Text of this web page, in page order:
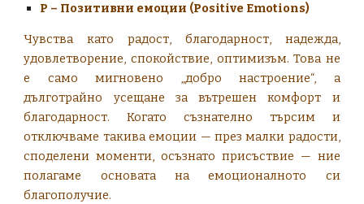
P – Позитивни емоции (Positive Emotions)
Чувства като радост, благодарност, надежда,
удовлетворение, спокойствие, оптимизъм. Това не
е само мигновено „добро настроение“, а
дълготрайно усещане за вътрешен комфорт и
благодарност. Когато съзнателно търсим и
отключваме такива емоции — през малки радости,
споделени моменти, осъзнато присъствие — ние
полагаме основата на емоционалното си
благополучие.